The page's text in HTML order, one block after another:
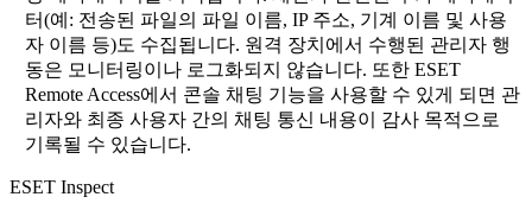
터(예: 전송된 파일의 파일 이름, IP 주소, 기계 이름 및 사용
자 이름 등)도 수집됩니다. 원격 장치에서 수행된 관리자 행
동은 모니터링이나 로그화되지 않습니다. 또한 ESET
Remote Access에서 콘솔 채팅 기능을 사용할 수 있게 되면 관
리자와 최종 사용자 간의 채팅 통신 내용이 감사 목적으로
기록될 수 있습니다.
ESET Inspect